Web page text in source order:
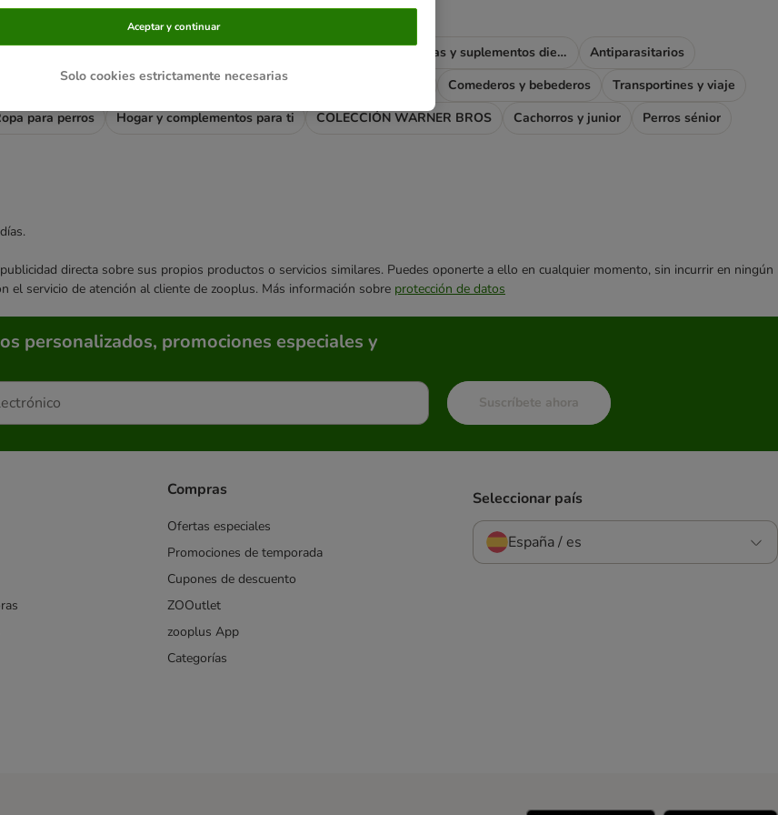
Vitaminas y suplementos dietéticos
Antiparasitarios
Juguetes y deporte Arneses, correas y collares Comederos y bebederos
Transportines y viaje
para perros Hogar y complementos para ti COLECCIÓN WARNER BROS Cachorros y junior
Perros sénior
directa sobre sus propios productos o servicios similares. Puedes oponerte a ello en cualquier momento, sin incurrir en ningún
servicio de atención al cliente de zooplus. Más información sobre protección de datos
personalizados, promociones especiales y
Suscríbete ahora
Compras
Ofertas especiales
Promociones de temporada
Cupones de descuento
ZOOutlet
zooplus App
Categorías
Seleccionar país
España / es
Solo cookies estrictamente necesarias
Aceptar y continuar